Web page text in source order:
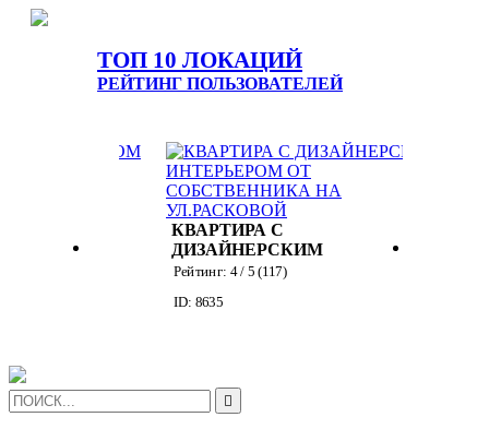
ТОП 10 ЛОКАЦИЙ
РЕЙТИНГ ПОЛЬЗОВАТЕЛЕЙ
ЭЛЕГАНТНАЯ
КВАРТИРА С
БЕЛОЙ КУХНЕЙ
Рейтинг:4
